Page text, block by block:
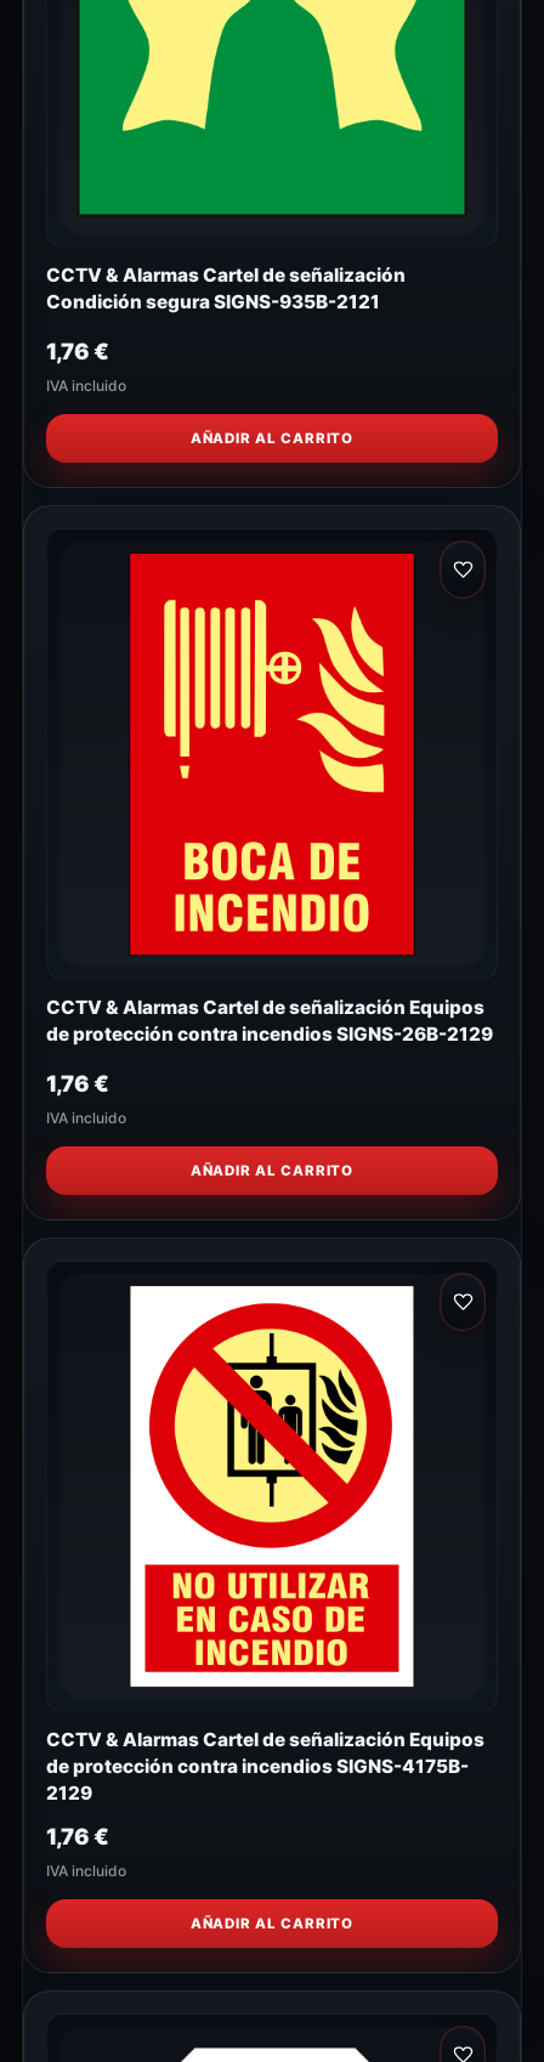
CCTV & Alarmas Cartel de señalización
Condición segura SIGNS-935B-2121
1,76€
IVA incluido
AÑADIR AL CARRITO
CCTV & Alarmas Cartel de señalización Equipos
de protección contra incendios SIGNS-26B-2129
1,76€
IVA incluido
AÑADIR AL CARRITO
CCTV & Alarmas Cartel de señalización Equipos
de protección contra incendios SIGNS-4175B-
2129
1,76€
IVA incluido
AÑADIR AL CARRITO